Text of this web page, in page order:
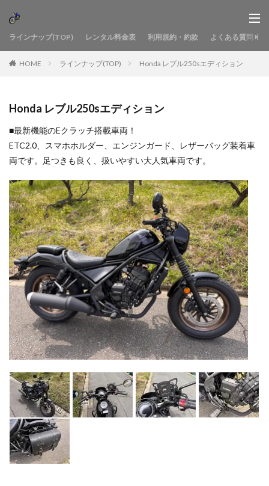
ラインナップ(TOP) レンタル料金表 利用規約・約款 よくある質問
HOME ラインナップ(TOP) Honda レブル250sエディション
Honda レブル250sエディション
■最新機能のEクラッチ搭載車両！
ETC2.0、スマホホルダー、エンジンガード、レザーバッグ装着車
両です。足つきも良く、扱いやすい大人気車両です。